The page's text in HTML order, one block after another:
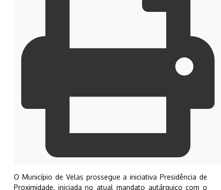
O Município de Velas prossegue a iniciativa Presidência de
Proximidade, iniciada no atual mandato autárquico com o